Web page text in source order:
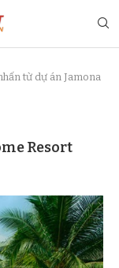
từ dự án Jamona
Resort